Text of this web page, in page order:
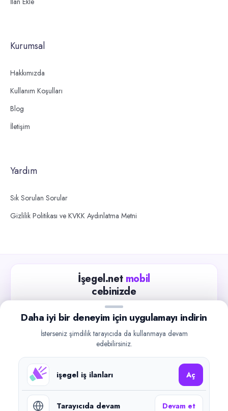
Kurumsal
Hakkımızda
Kullanım Koşulları
Blog
İletişim
Yardım
Sık Sorulan Sorular
Gizlilik Politikası ve KVKK Aydınlatma Metni
İşegel.net mobil
cebinizde
Güncel iş ilanlarını takip edin, işverenlerle hızlıca
iletişime geçin.
Google Play
©2026işegel.net. Tüm hakları saklıdır.
Daha iyi bir deneyim için uygulamayı indirin
İsterseniz şimdilik tarayıcıda da kullanmaya devam
edebilirsiniz.
işegel iş ilanları Aç
Tarayıcıda devam Devam et